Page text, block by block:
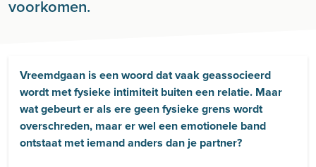
voorkomen.
Vreemdgaan is een woord dat vaak geassocieerd
wordt met fysieke intimiteit buiten een relatie. Maar
wat gebeurt er als ere geen fysieke grens wordt
overschreden, maar er wel een emotionele band
ontstaat met iemand anders dan je partner?